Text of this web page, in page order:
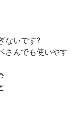
ないです?
さんでも使いやす